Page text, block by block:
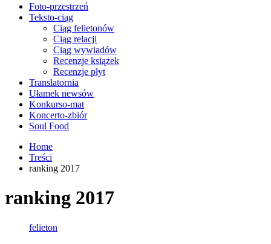
Foto-przestrzeń
Teksto-ciąg
Ciąg felietonów
Ciąg relacji
Ciąg wywiadów
Recenzje książek
Recenzje płyt
Translatornia
Ułamek newsów
Konkurso-mat
Koncerto-zbiór
Soul Food
Home
Treści
ranking 2017
ranking 2017
felieton